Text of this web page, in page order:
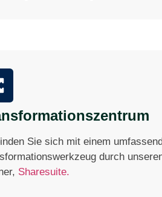
Sie sich mit einem
durch
Sharesuite.